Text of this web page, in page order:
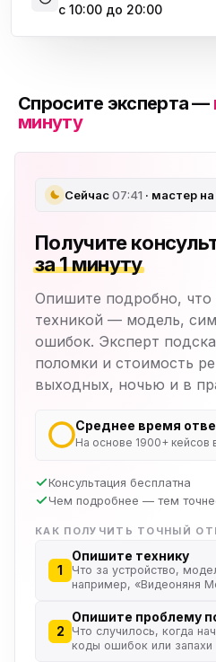
с 10:00 до 20:00
Спросите эксперта —
минуту
Сейчас07:41 · мастер
Получите
за 1 минуту
Опишите подробно, что
техникой — модель,
ошибок. Эксперт
поломки и стоимость
выходных, ночью и в
Среднее время
На основе 1900+ кейсов
Консультация бесплатна
Чем подробнее — тем
КАК ПОЛУЧИТЬ ТОЧНЫЙ
1
Опишите технику
Что за устройство,
например, «Видеоняня
2
Опишите проблему
Что случилось, когда
коды ошибок или запахи